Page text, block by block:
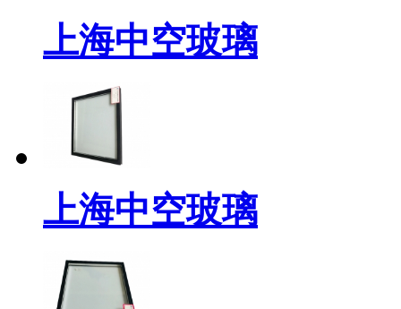
上海中空玻璃
上海中空玻璃